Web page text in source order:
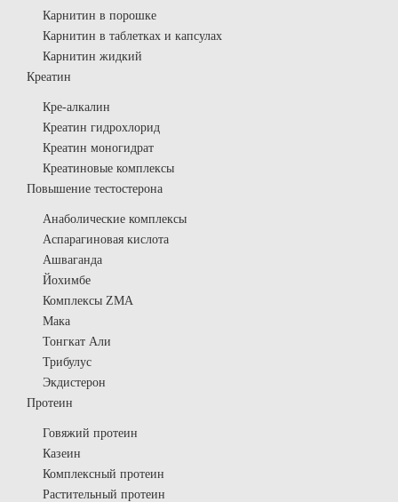
Карнитин в порошке
Карнитин в таблетках и капсулах
Карнитин жидкий
Креатин
Кре-алкалин
Креатин гидрохлорид
Креатин моногидрат
Креатиновые комплексы
Повышение тестостерона
Анаболические комплексы
Аспарагиновая кислота
Ашваганда
Йохимбе
Комплексы ZMA
Мака
Тонгкат Али
Трибулус
Экдистерон
Протеин
Говяжий протеин
Казеин
Комплексный протеин
Растительный протеин